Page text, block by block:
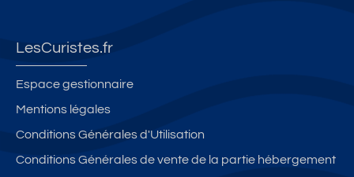
LesCuristes.fr
Espace gestionnaire
Mentions légales
Conditions Générales d'Utilisation
Conditions Générales de vente de la partie hébergement